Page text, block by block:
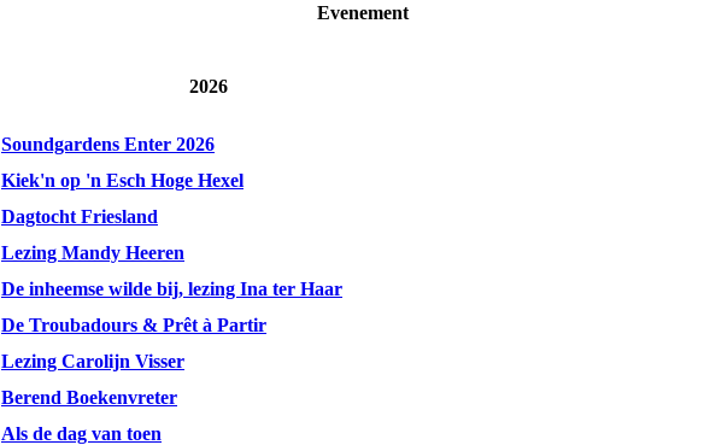
Evenement
2026
Soundgardens Enter 2026
Kiek'n op 'n Esch Hoge Hexel
Dagtocht Friesland
Lezing Mandy Heeren
De inheemse wilde bij, lezing Ina ter Haar
De Troubadours & Prêt à Partir
Lezing Carolijn Visser
Berend Boekenvreter
Als de dag van toen